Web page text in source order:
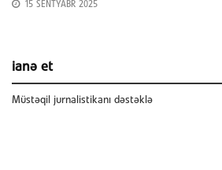
15 SENTYABR 2025
ianə et
Müstəqil jurnalistikanı dəstəklə